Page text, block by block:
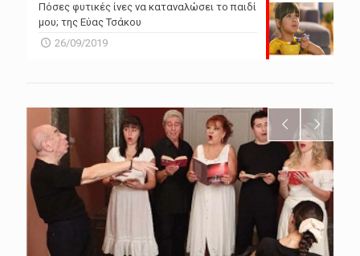
Πόσες φυτικές ίνες να καταναλώσει το παιδί
μου; της Εύας Τσάκου
26/09/2019